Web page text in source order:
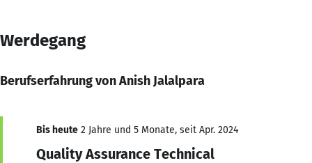
Werdegang
Berufserfahrung von Anish Jalalpara
Bis heute 2 Jahre und 5 Monate, seit Apr. 2024
Quality Assurance Technical